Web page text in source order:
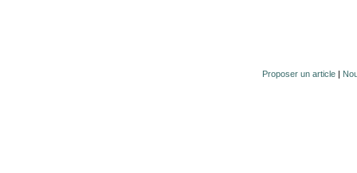
Proposer un article |